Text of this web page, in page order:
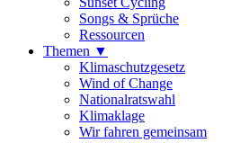
Songs & Sprüche
Ressourcen
Themen ▼
Klimaschutzgesetz
Wind of Change
Nationalratswahl
Klimaklage
Wir fahren gemeinsam